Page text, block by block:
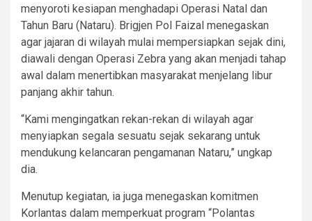
menyoroti kesiapan menghadapi Operasi Natal dan
Tahun Baru (Nataru). Brigjen Pol Faizal menegaskan
agar jajaran di wilayah mulai mempersiapkan sejak dini,
diawali dengan Operasi Zebra yang akan menjadi tahap
awal dalam menertibkan masyarakat menjelang libur
panjang akhir tahun.
“Kami mengingatkan rekan-rekan di wilayah agar
menyiapkan segala sesuatu sejak sekarang untuk
mendukung kelancaran pengamanan Nataru,” ungkap
dia.
Menutup kegiatan, ia juga menegaskan komitmen
Korlantas dalam memperkuat program “Polantas